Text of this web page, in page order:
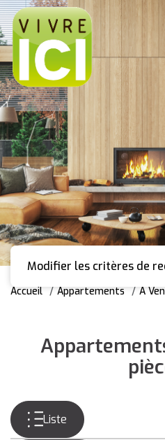
Modifier les critères de
Accueil Appartements A
Liste